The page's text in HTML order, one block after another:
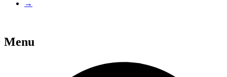
→
Menu